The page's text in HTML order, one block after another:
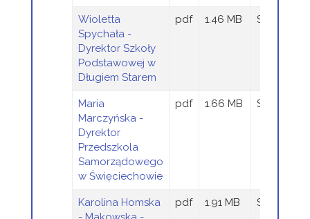
Wioletta
Spychała -
Dyrektor Szkoły
Podstawowej w
Długiem Starem
pdf 1.46 MB Sandra
Maria
Marczyńska -
Dyrektor
Przedszkola
Samorządowego
w Święciechowie
pdf 1.66 MB Sandra
Karolina Homska
pdf 1.91 MB Sandra